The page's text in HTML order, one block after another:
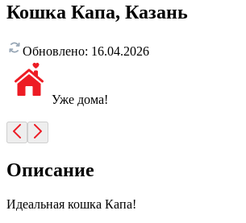
Кошка Капа, Казань
Обновлено: 16.04.2026
Уже дома!
Описание
Идеальная кошка Капа!